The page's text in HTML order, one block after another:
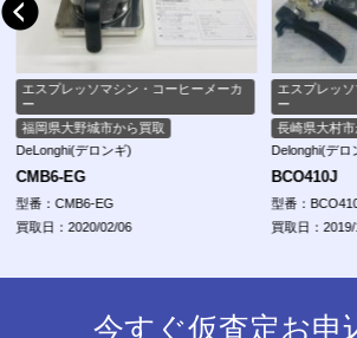
エスプレッソマシン・コーヒーメーカ
ー
福岡県大野城市から買取
DeLonghi(デロンギ)
CMB6-EG
型番：CMB6-EG
買取日：2020/02/06
エスプレッ
ー
長崎県大村
Delonghi(デロ
BCO410J
型番：
買取日：
今すぐ仮査定お申